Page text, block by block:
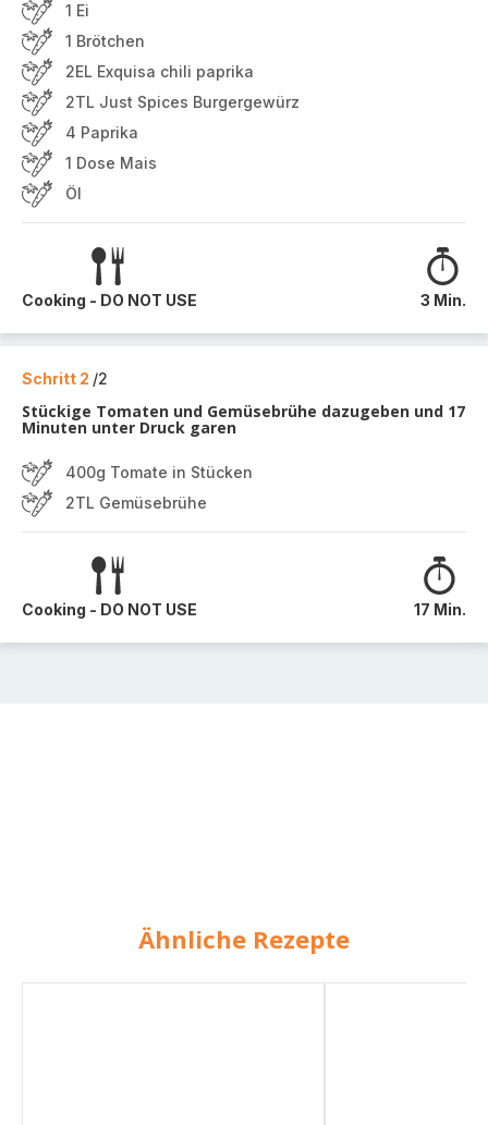
1 Ei
1 Brötchen
2EL Exquisa chili paprika
2TL Just Spices Burgergewürz
4 Paprika
1 Dose Mais
Öl
Cooking - DO NOT USE 3 Min.
Schritt 2 /2
Stückige Tomaten und Gemüsebrühe dazugeben und 17
Minuten unter Druck garen
400g Tomate in Stücken
2TL Gemüsebrühe
Cooking - DO NOT USE 17 Min.
Ähnliche Rezepte